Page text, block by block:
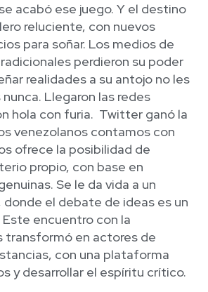
acabó ese juego. Y el destino
reluciente, con nuevos
para soñar. Los medios de
perdieron su poder
realidades a su antojo no les
Llegaron las redes
hola con furia. Twitter ganó la
venezolanos contamos con
ofrece la posibilidad de
propio, con base en
Se le da vida a un
donde el debate de ideas es un
encuentro con la
transformó en actores de
con una plataforma
y desarrollar el espíritu crítico.